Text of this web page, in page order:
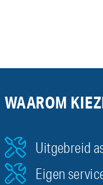
WAAROM
Uitgebreid
Eigen